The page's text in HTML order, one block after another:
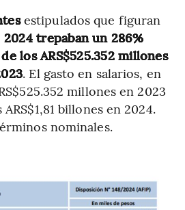
estipulados que figuran
trepaban un 286%
los ARS$525.352 millones
. El gasto en salarios, en
millones en 2023
billones en 2024.
nominales.